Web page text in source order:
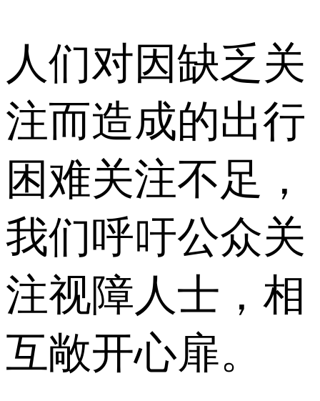
人们对因缺乏关
注而造成的出行
困难关注不足，
我们呼吁公众关
注视障人士，相
互敞开心扉。